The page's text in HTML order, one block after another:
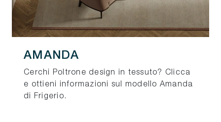
AMANDA
Cerchi Poltrone design in tessuto? Clicca
e ottieni informazioni sul modello Amanda
di Frigerio.